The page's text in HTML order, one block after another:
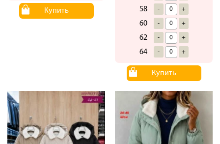
Купить 58 - +
60 - +
62 - +
64 - +
Купить